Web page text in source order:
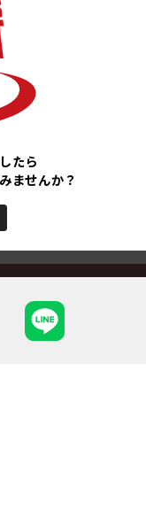
たら
ませんか？